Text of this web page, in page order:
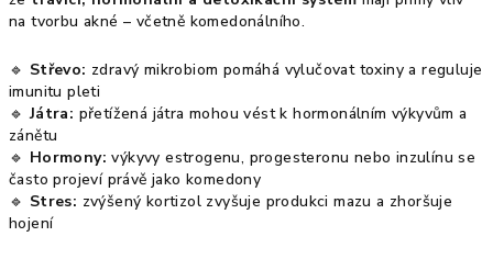
na tvorbu akné – včetně komedonálního.
🔹 Střevo: zdravý mikrobiom pomáhá vylučovat toxiny a reguluje
imunitu pleti
🔹Játra: přetížená játra mohou vést k hormonálním výkyvům a
zánětu
🔹 Hormony: výkyvy estrogenu, progesteronu nebo inzulínu se
často projeví právě jako komedony
🔹 Stres: zvýšený kortizol zvyšuje produkci mazu a zhoršuje
hojení